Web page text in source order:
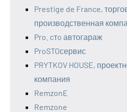
Prestige de France,
производственная
Pro. cтo автогараж
ProSTOсервис
PRYTKOV HOUSE,
компания
RemzonE
Remzone